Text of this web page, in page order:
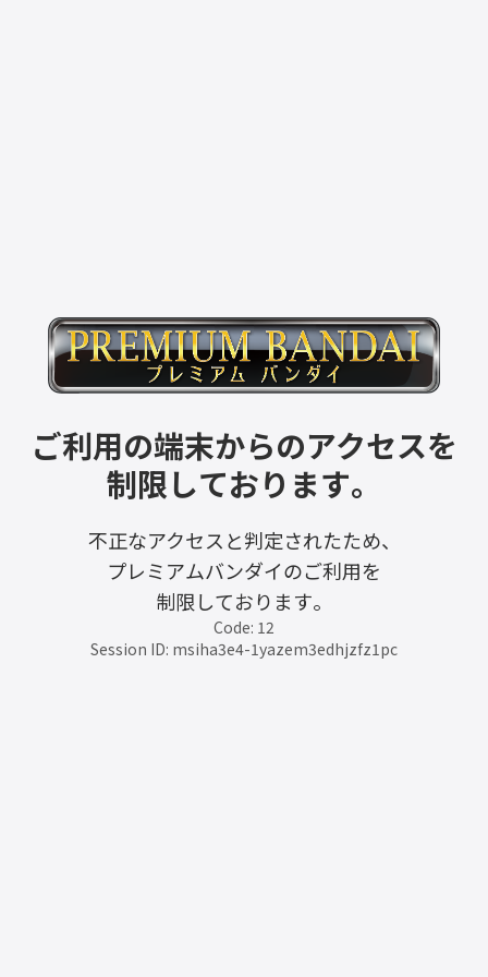
ご利用の端末からのアクセスを
制限しております。
不正なアクセスと判定されたため、
プレミアムバンダイのご利用を
制限しております。
Code: 12
Session ID: msiha3e4-1yazem3edhjzfz1pc